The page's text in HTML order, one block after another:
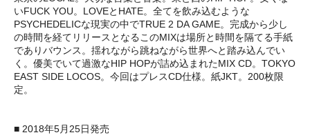
いFUCK YOU。LOVEとHATE。全てを飲み込むような
PSYCHEDELICな現実の中でTRUE 2 DA GAME。完成から少し
の時間を経てリリースとなるこのMIXは場所と時間を隔てる手紙
でありバウンス。揺れながら跳ねながら世界へと踏み込んでい
く。優美でいて過激なHIP HOPが詰め込まれたMIX CD。TOKYO
EAST SIDE LOCOS。今回はプレスCD仕様。紙JKT。200枚限
定。
■ 2018年5月25日発売